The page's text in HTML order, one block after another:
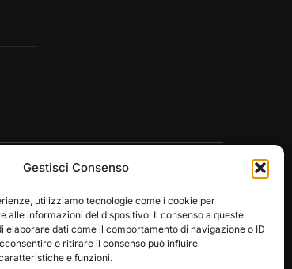
Gestisci Consenso
utilizziamo tecnologie come i cookie per
alle informazioni del dispositivo. Il consenso a queste
elaborare dati come il comportamento di navigazione o ID
o ritirare il consenso può influire
e funzioni.
Designed byWPZOOM